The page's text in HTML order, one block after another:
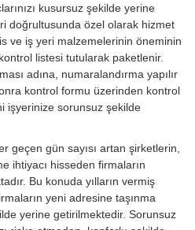
kusursuz şekilde yerine
doğrultusunda özel olarak hizmet
ve iş yeri malzemelerinin öneminin
listesi tutularak paketlenir.
adına, numaralandırma yapılır
kontrol formu üzerinden kontrol
işyerinize sorunsuz şekilde
geçen gün sayısı artan şirketlerin,
ihtiyacı hisseden firmaların
Bu konuda yılların vermiş
yeni adresine taşınma
yerine getirilmektedir. Sorunsuz